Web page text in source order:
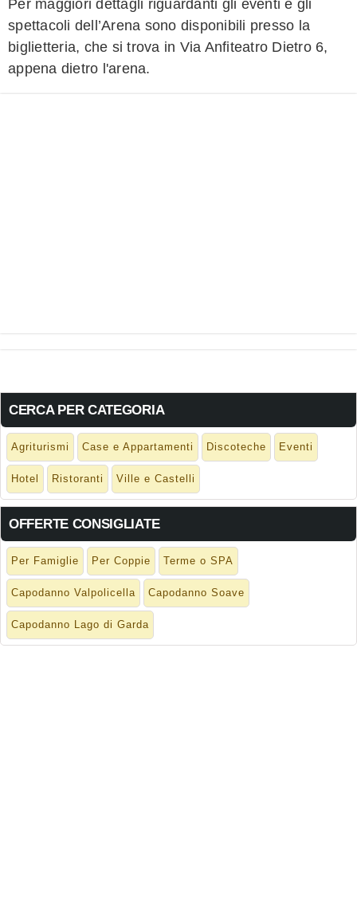
Per maggiori dettagli riguardanti gli eventi e gli
spettacoli dell’Arena sono disponibili presso la
biglietteria, che si trova in Via Anfiteatro Dietro 6,
appena dietro l'arena.
CERCA PER CATEGORIA
Agriturismi Case e Appartamenti Discoteche Eventi
Hotel Ristoranti Ville e Castelli
OFFERTE CONSIGLIATE
Per Famiglie Per Coppie Terme o SPA
Capodanno Valpolicella Capodanno Soave
Capodanno Lago di Garda